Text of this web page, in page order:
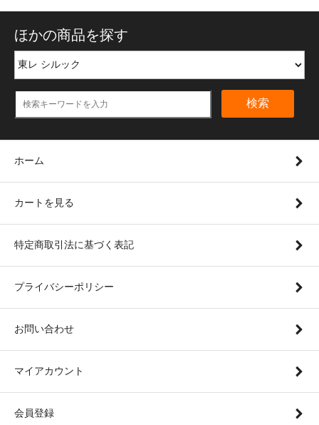
ほかの商品を探す
検索
ホーム
カートを見る
特定商取引法に基づく表記
プライバシーポリシー
お問い合わせ
マイアカウント
会員登録